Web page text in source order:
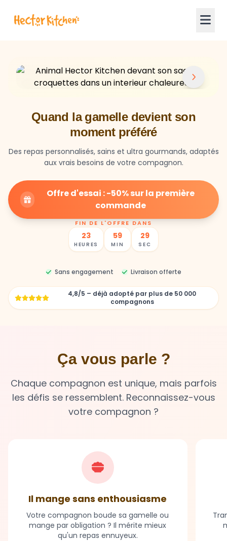
Quand la gamelle devient son
moment préféré
Des repas personnalisés, sains et ultra gourmands, adaptés
aux vrais besoins de votre compagnon.
Offre d'essai : -50% sur la première
commande
FIN DE L'OFFRE DANS
23
HEURES
59
MIN
27
SEC
Sans engagement Livraison offerte
4,8/5 – déjà adopté par plus de 50 000
compagnons
Ça vous parle ?
Chaque compagnon est unique, mais parfois
les défis se ressemblent. Reconnaissez-vous
votre compagnon ?
Il mange sans enthousiasme
Votre compagnon boude sa gamelle ou
mange par obligation ? Il mérite mieux
qu'un repas ennuyeux.